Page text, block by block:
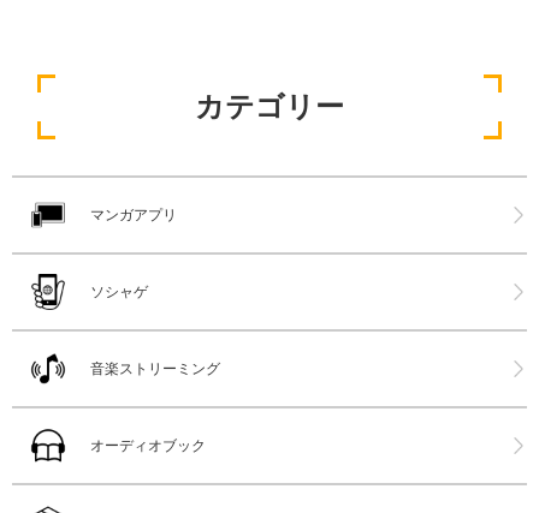
カテゴリー
マンガアプリ
ソシャゲ
音楽ストリーミング
オーディオブック